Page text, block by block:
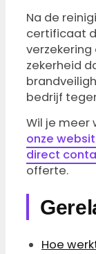
Na de
certificaat
zekerheid
bedrijf
Wil je meer
onze
direct
offerte.
Hoe